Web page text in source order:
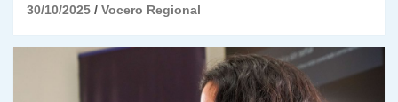
30/10/2025 Vocero Regional